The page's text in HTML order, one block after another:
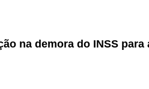
na demora do INSS